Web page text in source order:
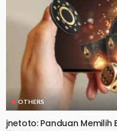
OTHERS
jnetoto: Panduan